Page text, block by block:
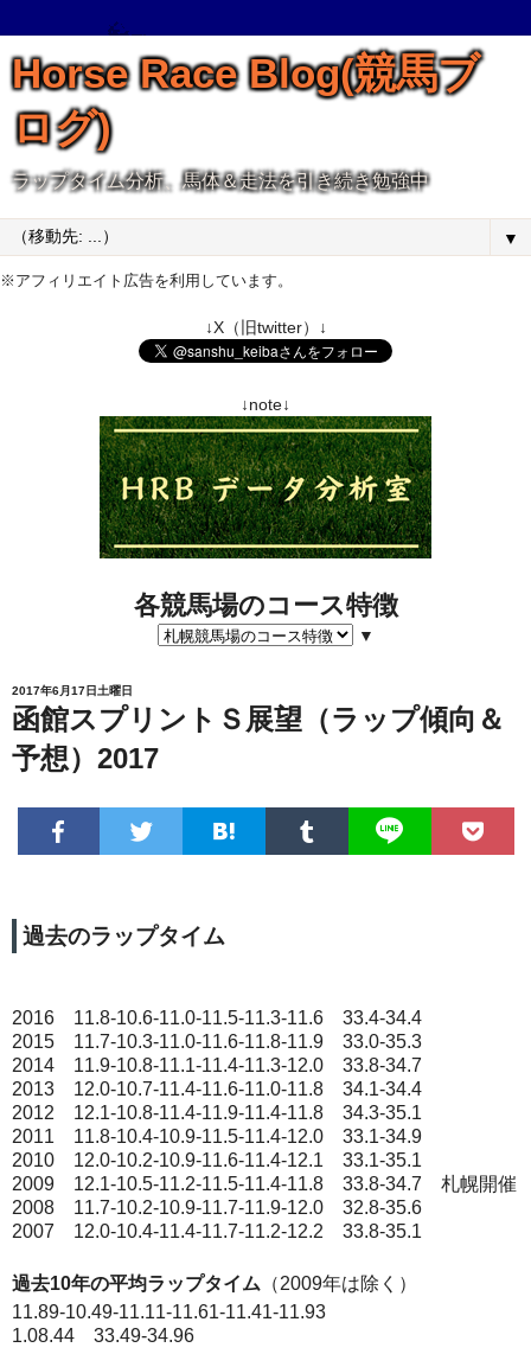
Horse Race Blog(競馬ブ
ログ)
ラップタイム分析、馬体＆走法を引き続き勉強中
▼
※アフィリエイト広告を利用しています。
↓X（旧twitter）↓
↓note↓
各競馬場のコース特徴
▼
2017年6月17日土曜日
函館スプリントＳ展望（ラップ傾向＆
予想）2017
過去のラップタイム
2016 11.8-10.6-11.0-11.5-11.3-11.6 33.4-34.4
2015 11.7-10.3-11.0-11.6-11.8-11.9 33.0-35.3
2014 11.9-10.8-11.1-11.4-11.3-12.0 33.8-34.7
2013 12.0-10.7-11.4-11.6-11.0-11.8 34.1-34.4
2012 12.1-10.8-11.4-11.9-11.4-11.8 34.3-35.1
2011 11.8-10.4-10.9-11.5-11.4-12.0 33.1-34.9
2010 12.0-10.2-10.9-11.6-11.4-12.1 33.1-35.1
2009 12.1-10.5-11.2-11.5-11.4-11.8 33.8-34.7 札幌開催
2008 11.7-10.2-10.9-11.7-11.9-12.0 32.8-35.6
2007 12.0-10.4-11.4-11.7-11.2-12.2 33.8-35.1
過去10年の平均ラップタイム （2009年は除く）
11.89-10.49-11.11-11.61-11.41-11.93
1.08.44 33.49-34.96